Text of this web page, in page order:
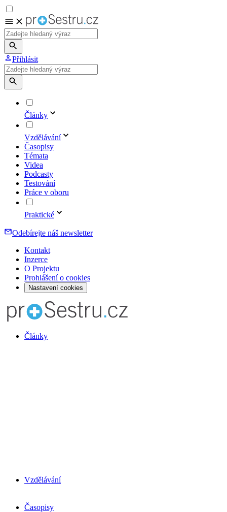
Přihlásit
Články
Vzdělávání
Časopisy
Témata
Videa
Podcasty
Testování
Práce v oboru
Praktické
Odebírejte náš newsletter
Kontakt
Inzerce
O Projektu
Prohlášení o cookies
Nastavení cookies
Články
Vzdělávání
Časopisy